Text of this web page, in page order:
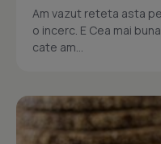
Am vazut reteta asta
o incerc. E Cea mai
cate am...